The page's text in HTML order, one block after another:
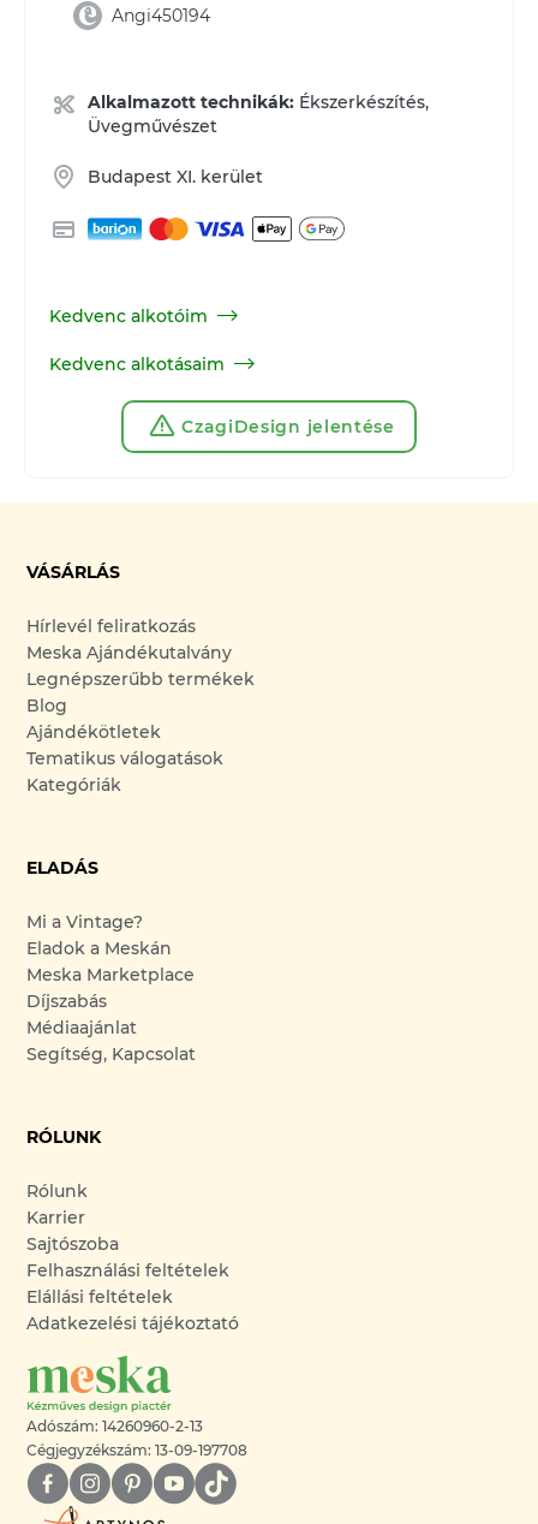
Angi450194
Alkalmazott technikák: Ékszerkészítés,
Üvegművészet
Budapest XI. kerület
Kedvenc alkotóim
Kedvenc alkotásaim
CzagiDesign jelentése
VÁSÁRLÁS
Hírlevél feliratkozás
Meska Ajándékutalvány
Legnépszerűbb termékek
Blog
Ajándékötletek
Tematikus válogatások
Kategóriák
ELADÁS
Mi a Vintage?
Eladok a Meskán
Meska Marketplace
Díjszabás
Médiaajánlat
Segítség, Kapcsolat
RÓLUNK
Rólunk
Karrier
Sajtószoba
Felhasználási feltételek
Elállási feltételek
Adatkezelési tájékoztató
Adószám: 14260960-2-13
Cégjegyzékszám: 13-09-197708